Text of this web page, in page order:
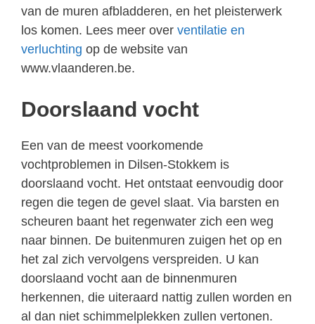
van de muren afbladderen, en het pleisterwerk
los komen. Lees meer over ventilatie en
verluchting op de website van
www.vlaanderen.be.
Doorslaand vocht
Een van de meest voorkomende
vochtproblemen in Dilsen-Stokkem is
doorslaand vocht. Het ontstaat eenvoudig door
regen die tegen de gevel slaat. Via barsten en
scheuren baant het regenwater zich een weg
naar binnen. De buitenmuren zuigen het op en
het zal zich vervolgens verspreiden. U kan
doorslaand vocht aan de binnenmuren
herkennen, die uiteraard nattig zullen worden en
al dan niet schimmelplekken zullen vertonen.